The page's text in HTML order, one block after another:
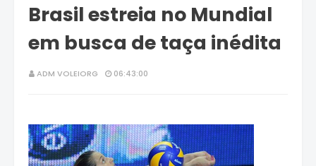
Brasil estreia no Mundial
em busca de taça inédita
ADM VOLEIORG 06:43:00